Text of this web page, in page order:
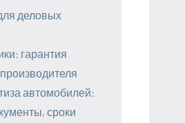
деловых
гарантия
автомобилей:
сроки